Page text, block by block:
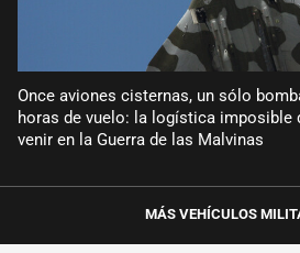
Once aviones cisternas, un sólo
horas de vuelo: la logística imposible
venir en la Guerra de las Malvinas
MÁS VEHÍCULOS